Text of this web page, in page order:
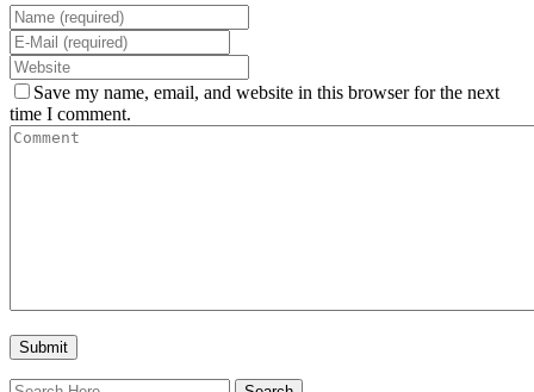
Save my name, email, and website in this browser for the next
time I comment.